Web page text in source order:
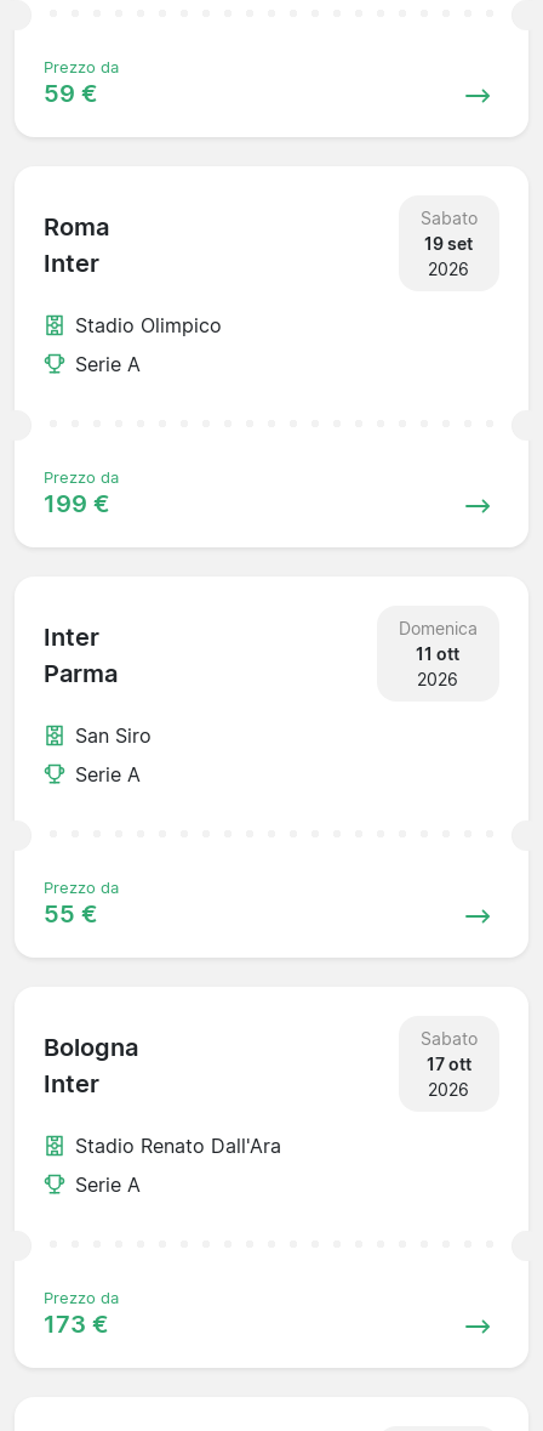
Prezzo da
59 €
Roma
Inter
Sabato
19 set
2026
Stadio Olimpico
Serie A
Prezzo da
199 €
Inter
Parma
Domenica
11 ott
2026
San Siro
Serie A
Prezzo da
55 €
Bologna
Inter
Sabato
17 ott
2026
Stadio Renato Dall'Ara
Serie A
Prezzo da
173 €